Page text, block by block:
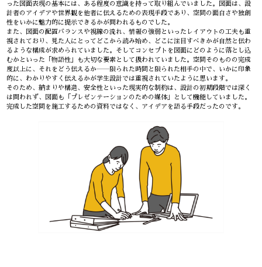
った図面表現の基本には、ある程度の意識を持って取り組んでいました。図面は、設
計者のアイデアや世界観を他者に伝えるための表現手段であり、空間の面白さや独創
性をいかに魅力的に提示できるかが問われるものでした。
また、図面の配置バランスや視線の流れ、情報の強弱といったレイアウトの工夫も重
視されており、見た人にとってどこから読み始め、どこに注目すべきかが自然と伝わ
るような構成が求められていました。そしてコンセプトを図面にどのように落とし込
むかといった「物語性」も大切な要素として扱われていました。空間そのものの完成
度以上に、それをどう伝えるか――限られた時間と限られた相手の中で、いかに印象
的に、わかりやすく伝えるかが学生設計では重視されていたように思います。
そのため、納まりや構造、安全性といった現実的な制約は、設計の初期段階では深く
は問われず、図面も「プレゼンテーションのための媒体」として機能していました。
完成した空間を施工するための資料ではなく、アイデアを語る手段だったのです。